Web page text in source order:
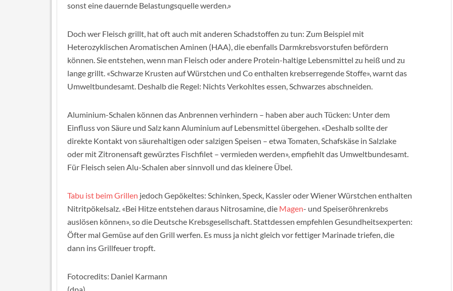
sonst eine dauernde Belastungsquelle werden.»
Doch wer Fleisch grillt, hat oft auch mit anderen Schadstoffen zu tun: Zum Beispiel mit
Heterozyklischen Aromatischen Aminen (HAA), die ebenfalls Darmkrebsvorstufen befördern
können. Sie entstehen, wenn man Fleisch oder andere Protein-haltige Lebensmittel zu heiß und zu
lange grillt. «Schwarze Krusten auf Würstchen und Co enthalten krebserregende Stoffe», warnt das
Umweltbundesamt. Deshalb die Regel: Nichts Verkohltes essen, Schwarzes abschneiden.
Aluminium-Schalen können das Anbrennen verhindern – haben aber auch Tücken: Unter dem
Einfluss von Säure und Salz kann Aluminium auf Lebensmittel übergehen. «Deshalb sollte der
direkte Kontakt von säurehaltigen oder salzigen Speisen – etwa Tomaten, Schafskäse in Salzlake
oder mit Zitronensaft gewürztes Fischfilet – vermieden werden», empfiehlt das Umweltbundesamt.
Für Fleisch seien Alu-Schalen aber sinnvoll und das kleinere Übel.
Tabu ist beim Grillen jedoch Gepökeltes: Schinken, Speck, Kassler oder Wiener Würstchen enthalten
Nitritpökelsalz. «Bei Hitze entstehen daraus Nitrosamine, die Magen- und Speiseröhrenkrebs
auslösen können», so die Deutsche Krebsgesellschaft. Stattdessen empfehlen Gesundheitsexperten:
Öfter mal Gemüse auf den Grill werfen. Es muss ja nicht gleich vor fettiger Marinade triefen, die
dann ins Grillfeuer tropft.
Fotocredits: Daniel Karmann